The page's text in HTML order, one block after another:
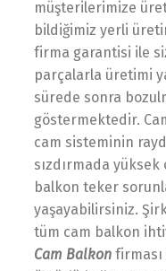
müşterilerimize
bildiğimiz yerli
firma garantisi ile
parçalarla üretimi
sürede sonra
göstermektedir.
cam sisteminin
sızdırmada
balkon teker
yaşayabilirsiniz.
tüm cam balkon
Cam Balkon firması